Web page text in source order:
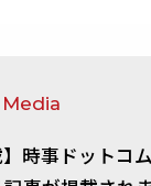
Media
】時事ドットコ